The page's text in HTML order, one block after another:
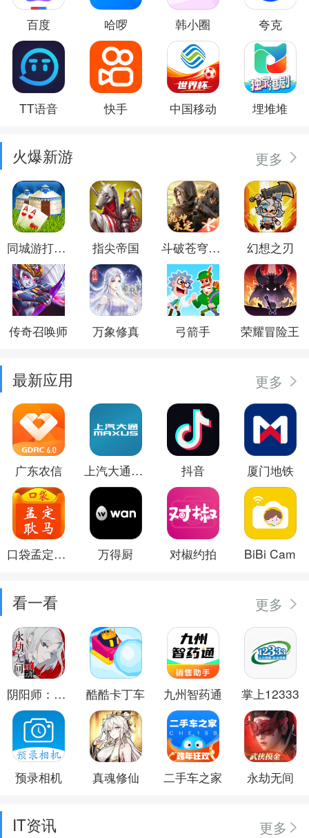
百度 哈啰 韩小圈 夸克
TT语音 快手 中国移动 埋堆堆
火爆新游 更多
同城游打大尖 指尖帝国 斗破苍穹：异火重燃 幻想之刃
传奇召唤师 万象修真 弓箭手 荣耀冒险王
最新应用 更多
广东农信 上汽大通MAXUS 抖音 厦门地铁
口袋孟定耿马 万得厨 对椒约拍 BiBi Cam
看一看 更多
阴阳师：百闻牌 酷酷卡丁车 九州智药通 掌上12333
预录相机 真魂修仙 二手车之家 永劫无间
IT资讯
更多